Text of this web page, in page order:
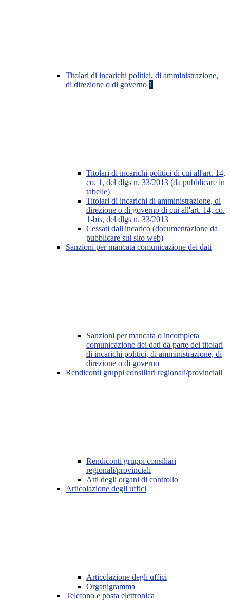
Titolari di incarichi politici, di amministrazione,
di direzione o di governo 1
Titolari di incarichi politici di cui all'art. 14,
co. 1, del dlgs n. 33/2013 (da pubblicare in
tabelle)
Titolari di incarichi di amministrazione, di
direzione o di governo di cui all'art. 14, co.
1-bis, del dlgs n. 33/2013
Cessati dall'incarico (documentazione da
pubblicare sul sito web)
Sanzioni per mancata comunicazione dei dati
Sanzioni per mancata o incompleta
comunicazione dei dati da parte dei titolari
di incarichi politici, di amministrazione, di
direzione o di governo
Rendiconti gruppi consiliari regionali/provinciali
Rendiconti gruppi consiliari
regionali/provinciali
Atti degli organi di controllo
Articolazione degli uffici
Articolazione degli uffici
Organigramma
Telefono e posta elettronica